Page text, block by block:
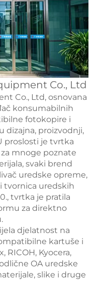
Co., Ltd
Co., Ltd, osnovana
konsumabilnih
fotokopire i
dizajna, proizvodnji,
proslosti je tvrtka
mnoge poznate
svaki brend
uredske opreme,
tvornica uredskih
tvrtka je pratila
za direktno
djelatnost na
kartuše i
RICOH, Kyocera,
OA uredske
slike i druge